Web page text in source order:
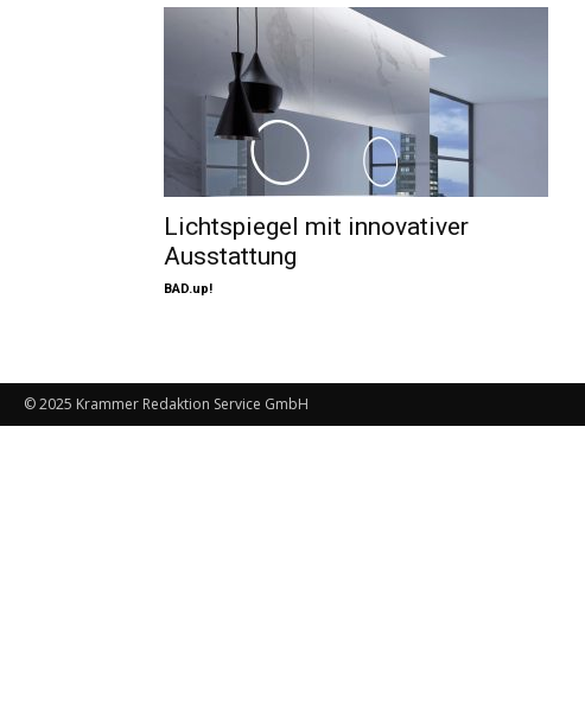
Lichtspiegel mit innovativer
Ausstattung
BAD.up!
© 2025 Krammer Redaktion Service GmbH